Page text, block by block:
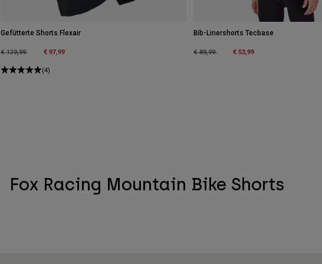
Gefütterte Shorts Flexair
Price reduced from
€ 139,99to € 97,99
(4)
Bib-Linershorts Tecbase
Price reduced from
€ 89,99to € 53,99
Fox Racing Mountain Bike Shorts